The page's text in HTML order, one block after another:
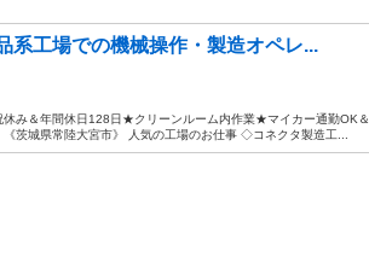
工場での機械操作・製造オペレ...
休み＆年間休日128日★クリーンルーム内作業★マイカー通勤OK＆
茨城県常陸大宮市》 人気の工場のお仕事 ◇コネクタ製造工...